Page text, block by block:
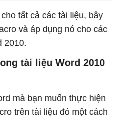
tất cả các tài liệu, bây
và áp dụng nó cho các
2010.
tài liệu Word 2010
mà bạn muốn thực hiện
trên tài liệu đó một cách